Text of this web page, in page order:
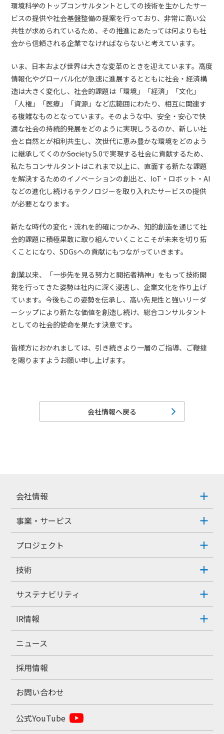
環境科学のトップコンサルタントとしての技術を生かしたサー
ビスの提供や社会基盤整備の提案を行っており、非常に高い公
共性が求められているため、その推進にあたっては何よりも社
会から信頼される企業でなければならないと考えています。
いま、日本および世界は大きな変革のときを迎えています。高度
情報化やグローバル化が急速に進展するとともに社会・経済構
造は大きく変化し、社会的課題は「環境」「経済」「文化」
「人権」「医療」「資源」など広範囲にわたり、相互に関連す
る複雑なものとなっています。そのような中、安全・安心で快
適な社会の持続的発展をどのように実現しうるのか、新しい社
会と自然とが相利共生し、次世代に恵み豊かな環境をどのよう
に継承してくのか――Society 5.0で実現する社会に貢献するため、
私たちコンサルタントはこれまで以上に、直面する新たな課題
を解決するためのイノベーションの創出と、IoT・ロボット・AI
などの進化し続けるテクノロジーを取り入れたサービスの提供
が必要となります。
新たな時代の変化・流れを的確につかみ、知的創造を通じて社
会的課題に積極果敢に取り組んでいくことこそが未来を切り拓
くことになり、SDGsへの貢献にもつながっていきます。
創業以来、「一歩先を見る努力と開拓者精神」をもって技術開
発を行ってきた姿勢は社内に深く浸透し、企業文化を作り上げ
ています。今後もこの姿勢を伝承し、高い先見性と強いリーダ
ーシップにより新たな価値を創造し続け、総合コンサルタント
としての社会的使命を果たす決意です。
皆様方におかれましては、引き続きより一層のご指導、ご鞭撻
を賜りますようお願い申し上げます。
会社情報へ戻る
会社情報
事業・サービス
プロジェクト
技術
サステナビリティ
IR情報
ニュース
採用情報
お問い合わせ
公式YouTube